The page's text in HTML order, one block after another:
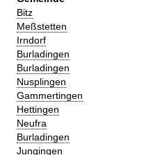
Bitz
Meßstetten
Irndorf
Burladingen
Burladingen
Nusplingen
Gammertingen
Hettingen
Neufra
Burladingen
Jungingen